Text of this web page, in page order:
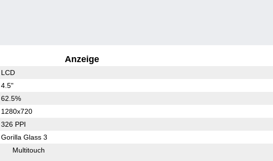
Anzeige
LCD
4.5"
62.5%
1280x720
326 PPI
Gorilla Glass 3
Multitouch